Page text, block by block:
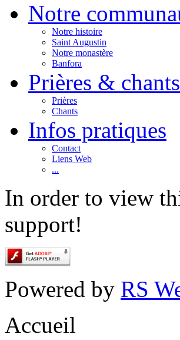
Notre
Notre histoire
Saint Augustin
Notre monastère
Banfora
Prières & chants
Prières
Chants
Infos pratiques
Contact
Liens Web
...
In order to view
support!
Powered by RS
Accueil